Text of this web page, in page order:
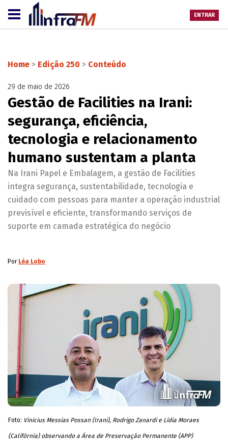
ENTRAR
Home > Edição 250 > Conteúdo
29 de maio de 2026
Gestão de Facilities na Irani:
segurança, eficiência,
tecnologia e relacionamento
humano sustentam a planta
Na Irani Papel e Embalagem, a gestão de Facilities
integra segurança, sustentabilidade, tecnologia e
cuidado com pessoas para manter a operação industrial
previsível e eficiente, transformando serviços de
suporte em camada estratégica do negócio
Por Léa Lobo
Foto: Vinicius Messias Possan (Irani), Rodrigo Zanardi e Lídia Moraes
(Califórnia) observando a Área de Preservação Permanente (APP)